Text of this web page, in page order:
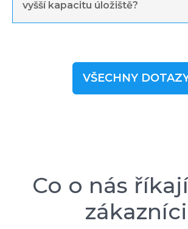
vyšší kapacitu úložiště?
VŠECHNY
Co o nás
zákazníci